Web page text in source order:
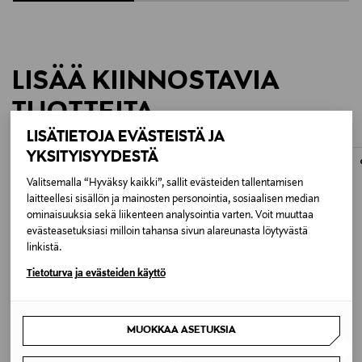
LISÄTIETOJA EVÄSTEISTÄ JA
YKSITYISYYDESTÄ
Valitsemalla “Hyväksy kaikki”, sallit evästeiden tallentamisen
laitteellesi sisällön ja mainosten personointia, sosiaalisen median
ominaisuuksia sekä liikenteen analysointia varten. Voit muuttaa
evästeasetuksiasi milloin tahansa sivun alareunasta löytyvästä
linkistä.
Tietoturva ja evästeiden käyttö
MUOKKAA ASETUKSIA
Eriste: Vaahto-polyetyleeni
Kapasitanssi: 57 pF/m
Induktanssi: 0.45 uH/m
Sarjaresistanssi: 0.050 Ohm/m
LISÄÄ KIINNOSTAVIA
TUOTTEITA
A+MORE
NOOM